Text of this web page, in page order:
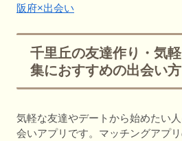
阪府×出会い
千里丘の友達作り・気
集におすすめの出会い方
気軽な友達やデートから始めたい
会いアプリです。マッチングアプ